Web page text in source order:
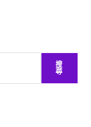
搜
尋